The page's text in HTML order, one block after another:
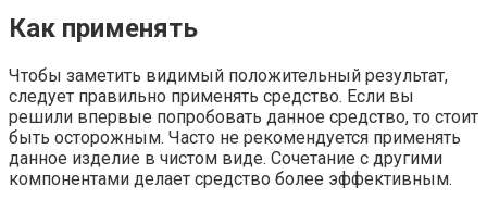
Как применять
Чтобы заметить видимый положительный результат,
следует правильно применять средство. Если вы
решили впервые попробовать данное средство, то стоит
быть осторожным. Часто не рекомендуется применять
данное изделие в чистом виде. Сочетание с другими
компонентами делает средство более эффективным.